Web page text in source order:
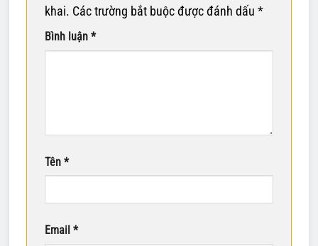
khai. Các trường bắt buộc được đánh dấu *
Bình luận *
Tên *
Email *